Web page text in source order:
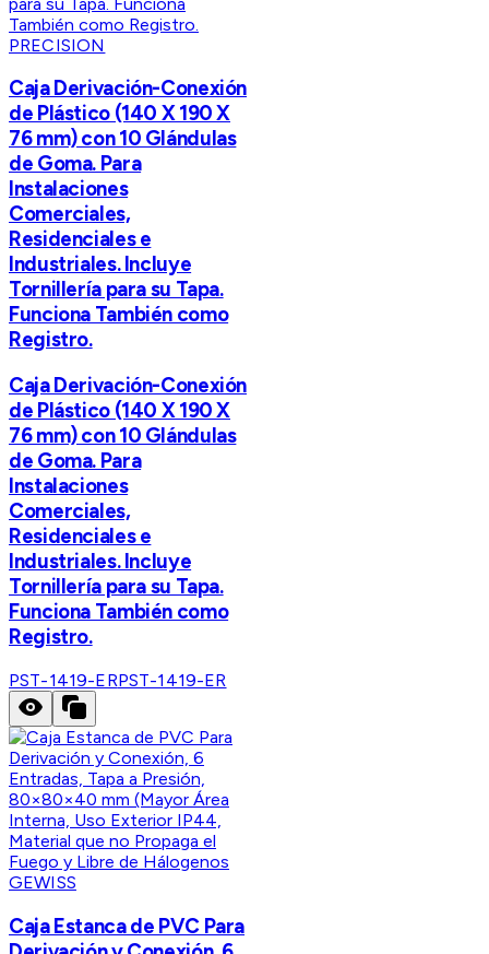
PRECISION
Caja Derivación-Conexión
de Plástico (140 X 190 X
76 mm) con 10 Glándulas
de Goma. Para
Instalaciones
Comerciales,
Residenciales e
Industriales. Incluye
Tornillería para su Tapa.
Funciona También como
Registro.
Caja Derivación-Conexión
de Plástico (140 X 190 X
76 mm) con 10 Glándulas
de Goma. Para
Instalaciones
Comerciales,
Residenciales e
Industriales. Incluye
Tornillería para su Tapa.
Funciona También como
Registro.
PST-1419-ERPST-1419-ER
GEWISS
Caja Estanca de PVC Para